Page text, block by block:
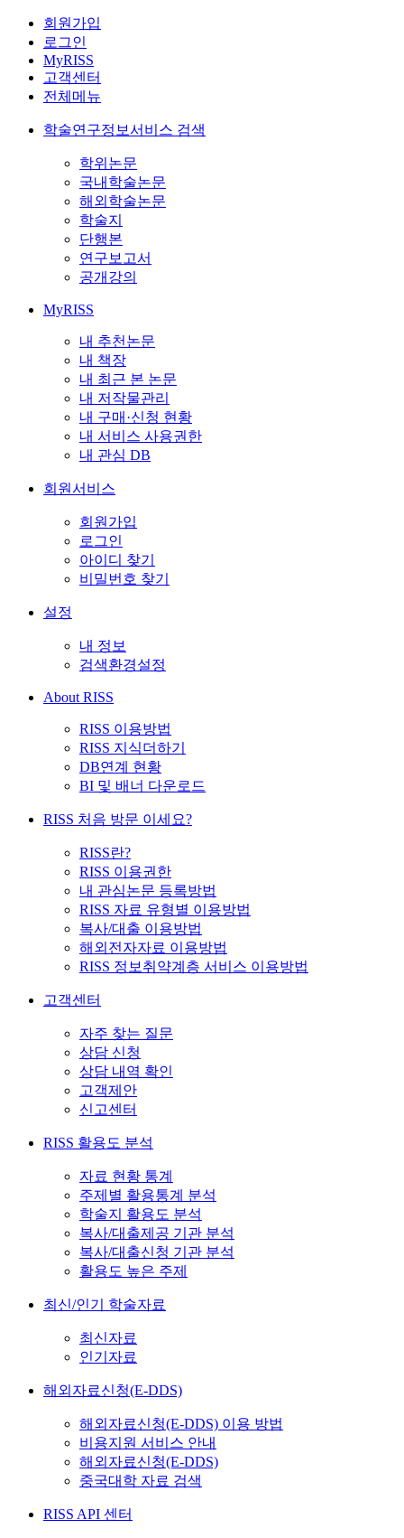
회원가입
로그인
MyRISS
고객센터
전체메뉴
학술연구정보서비스 검색
학위논문
국내학술논문
해외학술논문
학술지
단행본
연구보고서
공개강의
MyRISS
내 추천논문
내 책장
내 최근 본 논문
내 저작물관리
내 구매·신청 현황
내 서비스 사용권한
내 관심 DB
회원서비스
회원가입
로그인
아이디 찾기
비밀번호 찾기
설정
내 정보
검색환경설정
About RISS
RISS 이용방법
RISS 지식더하기
DB연계 현황
BI 및 배너 다운로드
RISS 처음 방문 이세요?
RISS란?
RISS 이용권한
내 관심논문 등록방법
RISS 자료 유형별 이용방법
복사/대출 이용방법
해외전자자료 이용방법
RISS 정보취약계층 서비스 이용방법
고객센터
자주 찾는 질문
상담 신청
상담 내역 확인
고객제안
신고센터
RISS 활용도 분석
자료 현황 통계
주제별 활용통계 분석
학술지 활용도 분석
복사/대출제공 기관 분석
복사/대출신청 기관 분석
활용도 높은 주제
최신/인기 학술자료
최신자료
인기자료
해외자료신청(E-DDS)
해외자료신청(E-DDS) 이용 방법
비용지원 서비스 안내
해외자료신청(E-DDS)
중국대학 자료 검색
RISS API 센터